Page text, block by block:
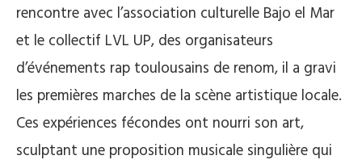
rencontre avec l’association culturelle Bajo el Mar
et le collectif LVL UP, des organisateurs
d’événements rap toulousains de renom, il a gravi
les premières marches de la scène artistique locale.
Ces expériences fécondes ont nourri son art,
sculptant une proposition musicale singulière qui